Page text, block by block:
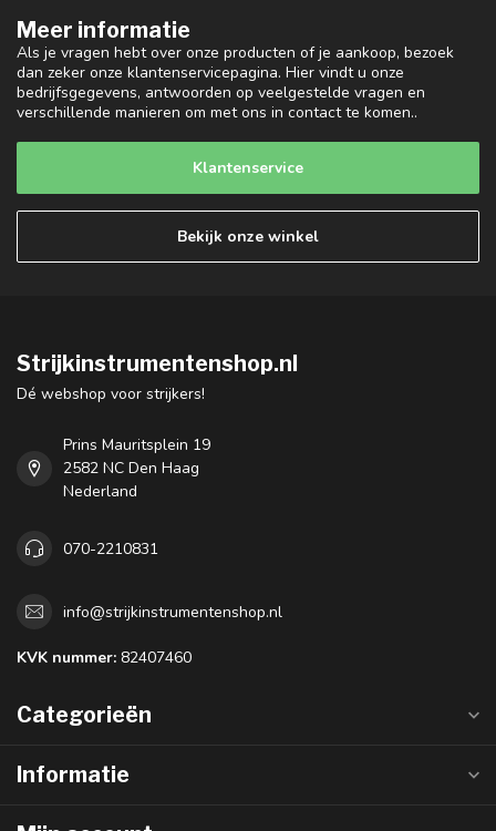
Meer informatie
Als je vragen hebt over onze producten of je aankoop, bezoek
dan zeker onze klantenservicepagina. Hier vindt u onze
bedrijfsgegevens, antwoorden op veelgestelde vragen en
verschillende manieren om met ons in contact te komen..
Klantenservice
Bekijk onze winkel
Strijkinstrumentenshop.nl
Dé webshop voor strijkers!
Prins Mauritsplein 19
2582 NC Den Haag
Nederland
070-2210831
info@strijkinstrumentenshop.nl
KVK nummer: 82407460
Categorieën
Informatie